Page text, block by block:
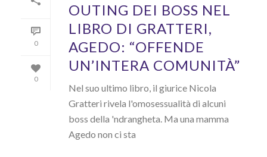
0
0
OUTING DEI BOSS NEL
LIBRO DI GRATTERI,
AGEDO: “OFFENDE
UN’INTERA COMUNITÀ”
Nel suo ultimo libro, il giurice Nicola
Gratteri rivela l'omosessualità di alcuni
boss della 'ndrangheta. Ma una mamma
Agedo non ci sta